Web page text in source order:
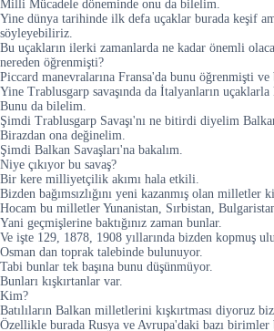
Milli Mücadele döneminde onu da bilelim.
Yine dünya tarihinde ilk defa uçaklar burada keşif
söyleyebiliriz.
Bu uçakların ilerki zamanlarda ne kadar önemli
nereden öğrenmişti?
Piccard manevralarına Fransa'da bunu öğrenmişti
Yine Trablusgarp savaşında da İtalyanların uçaklarla
Bunu da bilelim.
Şimdi Trablusgarp Savaşı'nı ne bitirdi diyelim
Birazdan ona değinelim.
Şimdi Balkan Savaşları'na bakalım.
Niye çıkıyor bu savaş?
Bir kere milliyetçilik akımı hala etkili.
Bizden bağımsızlığını yeni kazanmış olan milletler
Hocam bu milletler Yunanistan, Sırbistan,
Yani geçmişlerine baktığınız zaman bunlar.
Ve işte 129, 1878, 1908 yıllarında bizden kopmuş
Osman dan toprak talebinde bulunuyor.
Tabi bunlar tek başına bunu düşünmüyor.
Bunları kışkırtanlar var.
Kim?
Batılıların Balkan milletlerini kışkırtması diyoruz
Özellikle burada Rusya ve Avrupa'daki bazı birimler